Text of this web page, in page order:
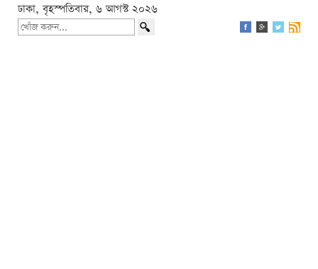
ঢাকা, বৃহস্পতিবার, ৬ আগস্ট ২০২৬